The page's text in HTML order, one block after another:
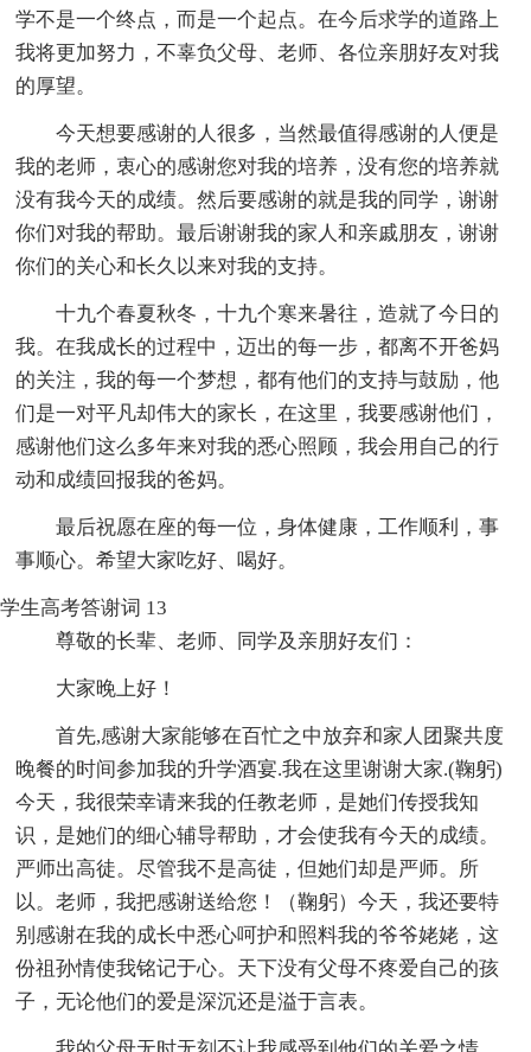
学不是一个终点，而是一个起点。在今后求学的道路上
我将更加努力，不辜负父母、老师、各位亲朋好友对我
的厚望。
今天想要感谢的人很多，当然最值得感谢的人便是
我的老师，衷心的感谢您对我的培养，没有您的培养就
没有我今天的成绩。然后要感谢的就是我的同学，谢谢
你们对我的帮助。最后谢谢我的家人和亲戚朋友，谢谢
你们的关心和长久以来对我的支持。
十九个春夏秋冬，十九个寒来暑往，造就了今日的
我。在我成长的过程中，迈出的每一步，都离不开爸妈
的关注，我的每一个梦想，都有他们的支持与鼓励，他
们是一对平凡却伟大的家长，在这里，我要感谢他们，
感谢他们这么多年来对我的悉心照顾，我会用自己的行
动和成绩回报我的爸妈。
最后祝愿在座的每一位，身体健康，工作顺利，事
事顺心。希望大家吃好、喝好。
学生高考答谢词 13
尊敬的长辈、老师、同学及亲朋好友们：
大家晚上好！
首先,感谢大家能够在百忙之中放弃和家人团聚共度
晚餐的时间参加我的升学酒宴.我在这里谢谢大家.(鞠躬)
今天，我很荣幸请来我的任教老师，是她们传授我知
识，是她们的细心辅导帮助，才会使我有今天的成绩。
严师出高徒。尽管我不是高徒，但她们却是严师。所
以。老师，我把感谢送给您！（鞠躬）今天，我还要特
别感谢在我的成长中悉心呵护和照料我的爷爷姥姥，这
份祖孙情使我铭记于心。天下没有父母不疼爱自己的孩
子，无论他们的爱是深沉还是溢于言表。